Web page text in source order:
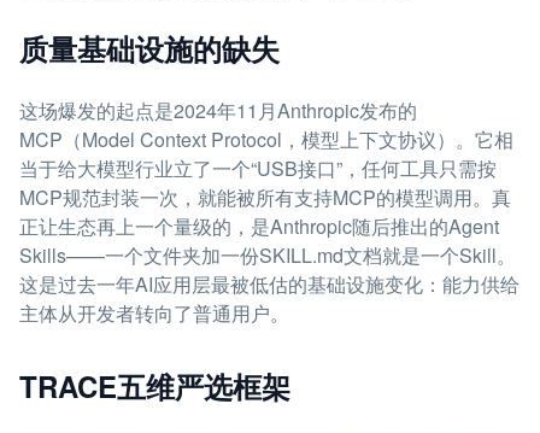
质量基础设施的缺失
这场爆发的起点是2024年11月Anthropic发布的
MCP（Model Context Protocol，模型上下文协议）。它相
当于给大模型行业立了一个“USB接口”，任何工具只需按
MCP规范封装一次，就能被所有支持MCP的模型调用。真
正让生态再上一个量级的，是Anthropic随后推出的Agent
Skills——一个文件夹加一份SKILL.md文档就是一个Skill。
这是过去一年AI应用层最被低估的基础设施变化：能力供给
主体从开发者转向了普通用户。
TRACE五维严选框架